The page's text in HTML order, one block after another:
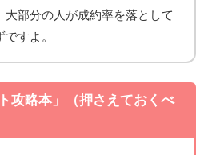
大部分の人が成約率を落として
すよ。
攻略本」（押さえておくべ